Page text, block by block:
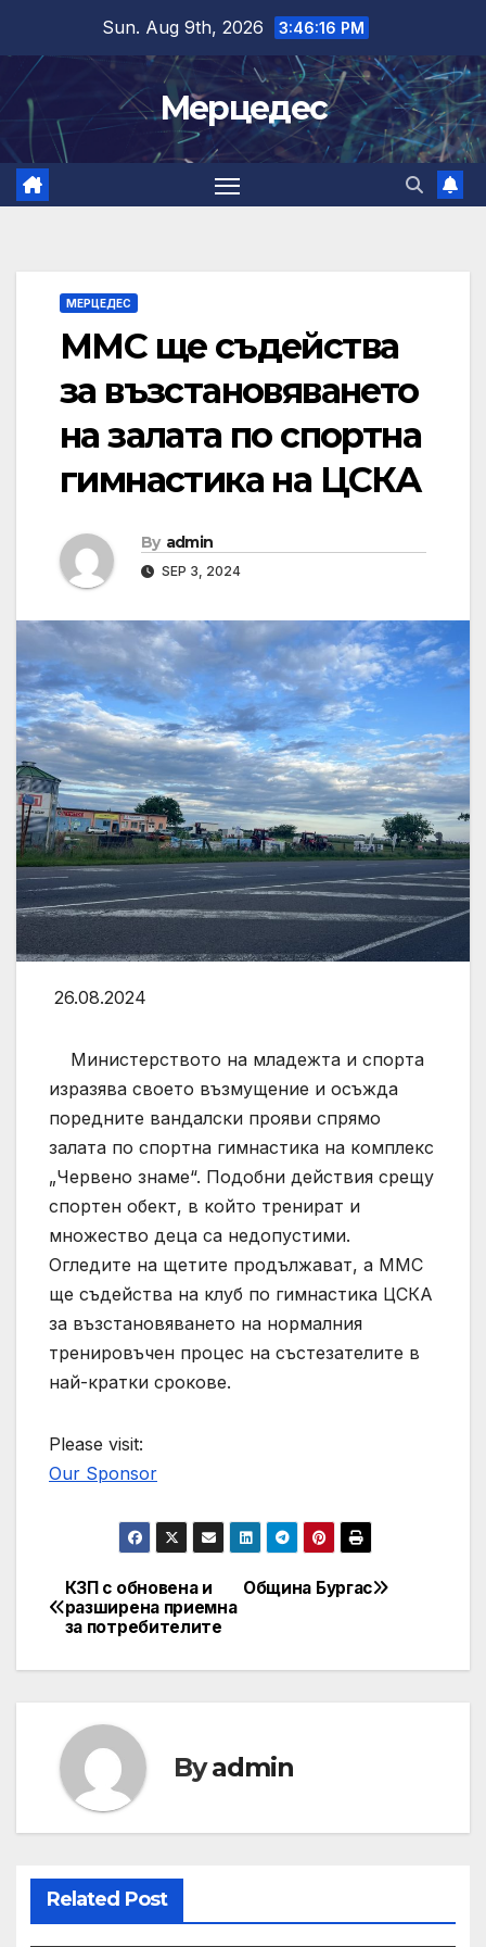
content
Sun. Aug 9th, 2026 3:46:17 PM
Мерцедес
МЕРЦЕДЕС
ММС ще съдейства
за възстановяването
на залата по спортна
гимнастика на ЦСКА
By admin
SEP 3, 2024
26.08.2024
Министерството на младежта и спорта
изразява своето възмущение и осъжда
поредните вандалски прояви спрямо
залата по спортна гимнастика на комплекс
„Червено знаме“. Подобни действия срещу
спортен обект, в който тренират и
множество деца са недопустими.
Огледите на щетите продължават, а ММС
ще съдейства на клуб по гимнастика ЦСКА
за възстановяването на нормалния
тренировъчен процес на състезателите в
най-кратки срокове.
Please visit:
Our Sponsor
Post
navigation
Община Бургас
КЗП с обновена и
разширена приемна
за потребителите
Byadmin
Related Post